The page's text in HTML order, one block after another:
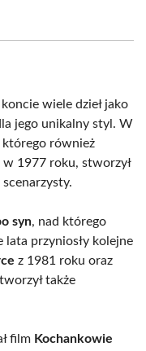
wiele dzieł jako
jego unikalny styl. W
którego również
w 1977 roku, stworzył
syn, nad którego
lata przyniosły kolejne
z 1981 roku oraz
także
film Kochankowie